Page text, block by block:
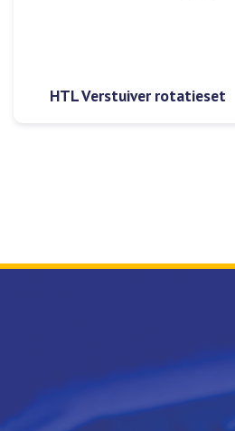
HTL Verstuiver rotatieset